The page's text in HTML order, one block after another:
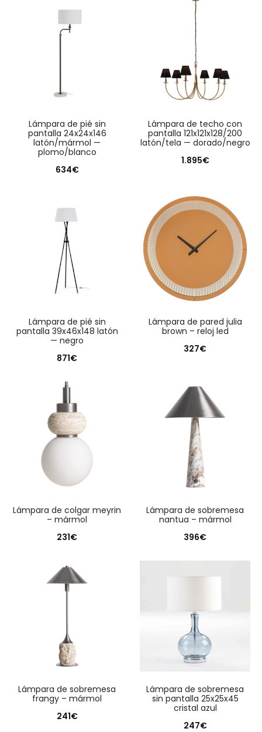
lámpara de pié sin
pantalla 24x24x146
latón/mármol —
plomo/blanco
634€
lámpara de techo con
pantalla 121x121x128/200
latón/tela — dorado/negro
1.895€
lámpara de pié sin
pantalla 39x46x148 latón
— negro
871€
lámpara de pared julia
brown – reloj led
327€
lámpara de colgar meyrin
– mármol
231€
lámpara de sobremesa
nantua – mármol
396€
lámpara de sobremesa
frangy – mármol
241€
lámpara de sobremesa
sin pantalla 25x25x45
cristal azul
247€